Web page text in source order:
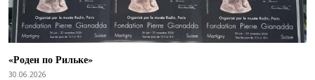
«Роден по Рильке»
30.06.2026